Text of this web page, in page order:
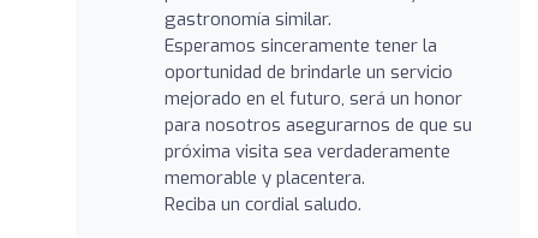
gastronomía similar.
Esperamos sinceramente tener la
oportunidad de brindarle un servicio
mejorado en el futuro, será un honor
para nosotros asegurarnos de que su
próxima visita sea verdaderamente
memorable y placentera.
Reciba un cordial saludo.